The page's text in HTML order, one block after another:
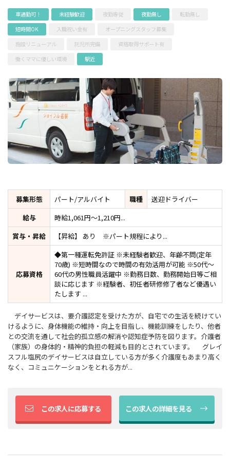
車通勤可！ 未経験歓迎 夜勤専従 夜勤無し
転勤無し
短時間OK
入職祝い金有
オープニングスタッフ募集
施設リニューアル
託児所完備
資格取得サポート有
働くママに優しい環境
駅近
募集形態 パート/アルバイト 職種
送迎ドライバー
給与
時給1,061円～1,210円...
賞与・昇給
【昇給】 あり ※パート規程により...
応募資格
◆第一種運転免許証 ※未経験者歓迎、年齢不問(定年
70歳) ※短時間なので時間の有効活用が可能 ※50代～
60代の男性職員活躍中 ※勤務日数、勤務開始日等ご相
談に応じます ※経験者、初任者研修修了者など優遇い
たします ...
デイサービスは、要介護認定を受けた方が、自宅での生活を続けてい
けるように、身体機能の維持・向上を目指し、機能訓練をしたり、他者
との交流を通して社会的孤立感の解消や認知症予防を図ります。介護者
（家族）の身体的・精神的負担の軽減も目的とされています。 グレイ
スフル塩尻のデイサービスは自立している方が多く介護度もあまり高く
なく、コミュニケーションをとれる方が...
この求人に応募する この求人の詳細を見る